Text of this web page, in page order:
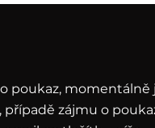
poukaz, momentálně
případě zájmu o